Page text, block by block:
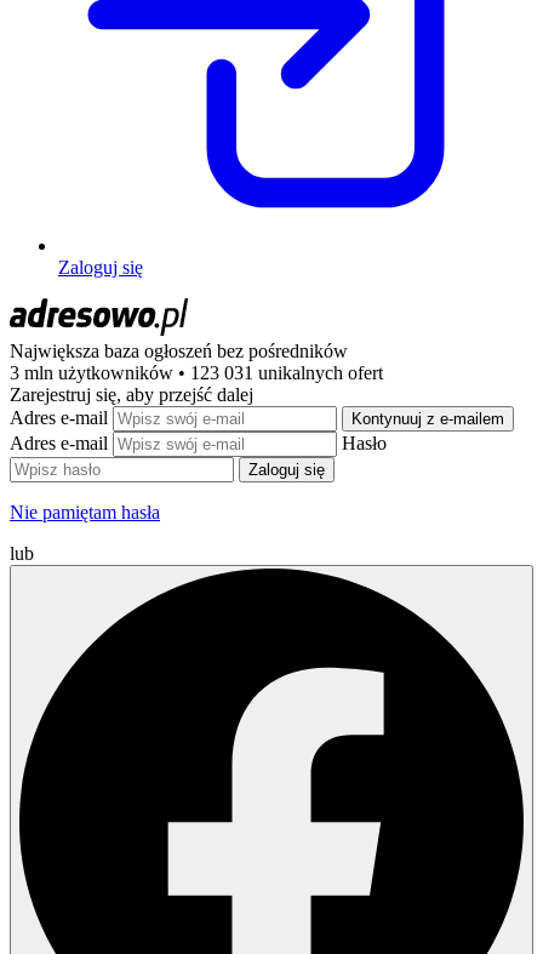
Zaloguj się
Największa baza ogłoszeń bez pośredników
3 mln użytkowników • 123 031 unikalnych ofert
Zarejestruj się, aby przejść dalej
Adres e-mail
Kontynuuj z e-mailem
Adres e-mail Hasło
Zaloguj się
Nie pamiętam hasła
lub